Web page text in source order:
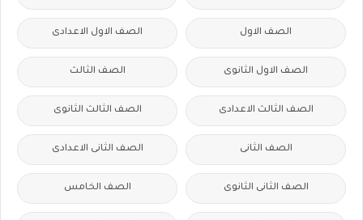
الصف الاول الصف الاول الاعدادى
الصف الاول الثانوى الصف الثالث
الصف الثالث الاعدادى الصف الثالث الثانوى
الصف الثانى الصف الثانى الاعدادى
الصف الثانى الثانوى الصف الخامس